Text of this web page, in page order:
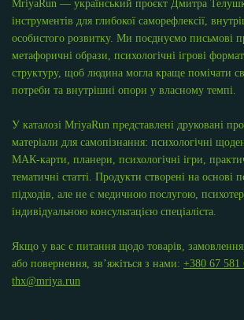
MriyaRun — український проєкт Дмитра
інструментів для глибокої саморефлексії,
особистого розвитку. Ми поєднуємо письмові
метафоричні образи, психологічні ігрові
структуру, щоб людина могла краще помічати
потреби та внутрішні опори у власному темпі.
У каталозі MriyaRun представлені друковані
матеріали для самопізнання: психологічні
МАК-карти, планери, психологічні ігри,
тематичні статті. Продукти створені на основі
підходів, але не є медичною послугою,
індивідуальною консультацією спеціаліста.
Якщо у вас є питання щодо товарів,
або повернення, зв’яжіться з нами: +380 67 581
thx@mriya.run